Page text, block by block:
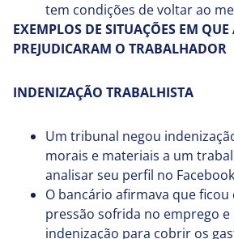
tem condições de voltar ao
EXEMPLOS DE SITUAÇÕES EM QUE
PREJUDICARAM O TRABALHADOR
INDENIZAÇÃO TRABALHISTA
Um tribunal negou
morais e materiais a um
analisar seu perfil no Facebook
O bancário afirmava que
pressão sofrida no emprego e
indenização para cobrir os